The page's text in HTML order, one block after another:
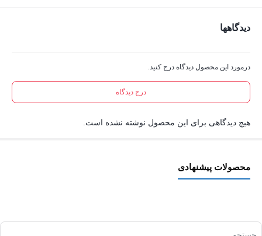
دیدگاهها
درمورد این محصول دیدگاه درج کنید.
درج دیدگاه
هیچ دیدگاهی برای این محصول نوشته نشده است.
محصولات پیشنهادی